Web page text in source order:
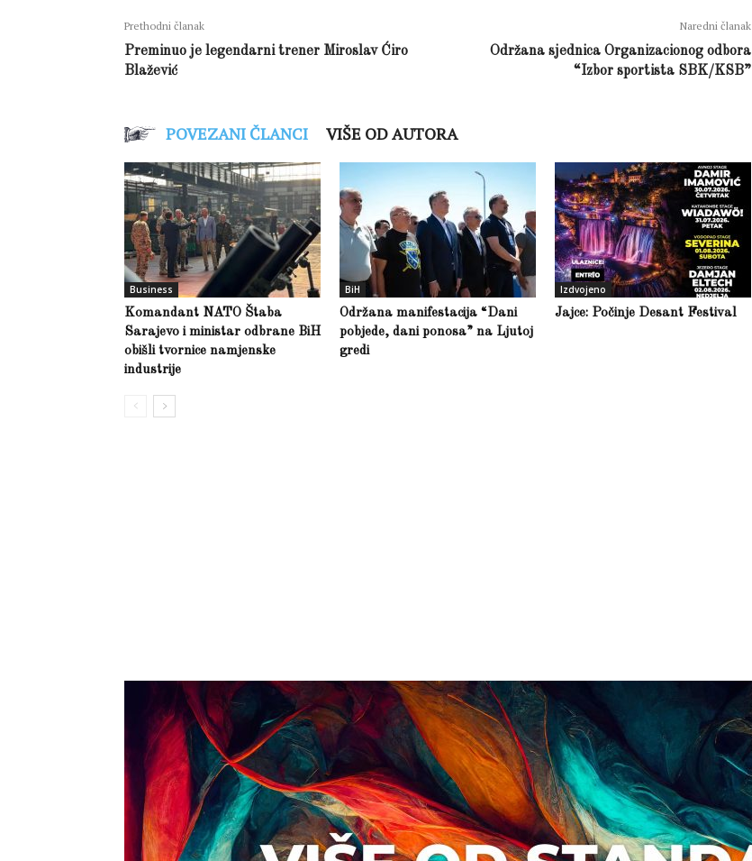
Prethodni članak
Preminuo je legendarni trener Miroslav Ćiro
Blažević
Naredni članak
Održana sjednica Organizacionog odbora
“Izbor sportista SBK/KSB”
POVEZANI ČLANCI VIŠE OD AUTORA
Business
Komandant NATO Štaba
Sarajevo i ministar odbrane BiH
obišli tvornice namjenske
industrije
BiH
Održana manifestacija “Dani
pobjede, dani ponosa” na Ljutoj
gredi
Izdvojeno
Jajce: Počinje Desant Festival